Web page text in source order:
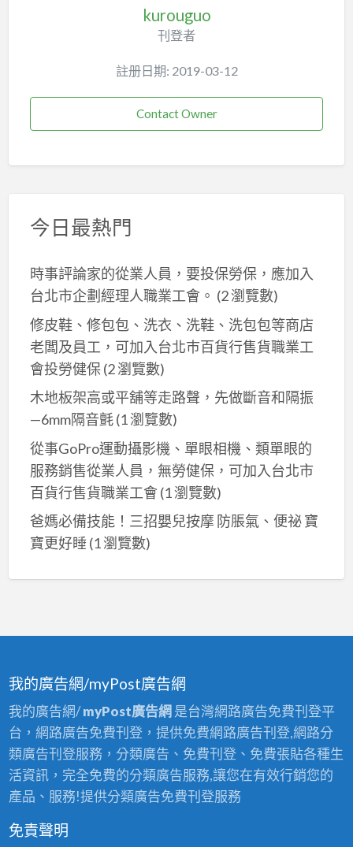
kurouguo
刊登者
註册日期: 2019-03-12
Contact Owner
今日最熱門
時事評論家的從業人員，要投保勞保，應加入
台北市企劃經理人職業工會。 (2 瀏覽數)
修皮鞋、修包包、洗衣、洗鞋、洗包包等商店
老闆及員工，可加入台北巿百貨行售貨職業工
會投勞健保(2 瀏覽數)
木地板架高或平舖等走路聲，先做斷音和隔振
—6mm隔音氈(1 瀏覽數)
從事GoPro運動攝影機、單眼相機、類單眼的
服務銷售從業人員，無勞健保，可加入台北市
百貨行售貨職業工會 (1 瀏覽數)
爸媽必備技能！三招嬰兒按摩 防脹氣、便祕 寶
寶更好睡(1 瀏覽數)
我的廣告網/myPost廣告網
我的廣告網/myPost廣告網 是台灣網路廣告免費刊登平
台，網路廣告免費刊登，提供免費網路廣告刊登,網路分
類廣告刊登服務，分類廣告、免費刊登、免費張貼各種生
活資訊，完全免費的分類廣告服務,讓您在有效行銷您的
產品、服務!提供分類廣告免費刊登服務
免責聲明